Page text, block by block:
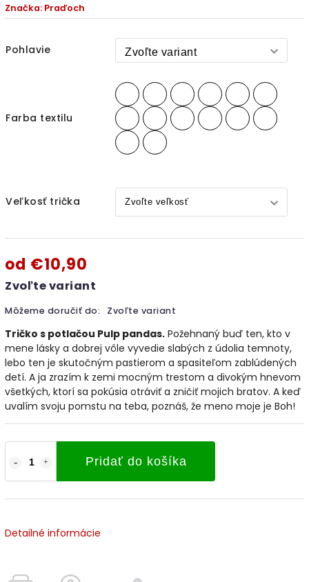
Značka: Praďoch
Pohlavie
Farba textilu
Veľkosť trička
od €10,90
Zvoľte variant
Môžeme doručiť do: Zvoľte variant
Pridať do košíka
Tričko s potlačou Pulp pandas. Požehnaný buď ten, kto v
mene lásky a dobrej vôle vyvedie slabých z údolia temnoty,
lebo ten je skutočným pastierom a spasiteľom zablúdených
detí. A ja zrazím k zemi mocným trestom a divokým hnevom
všetkých, ktorí sa pokúsia otráviť a zničiť mojich bratov. A keď
uvalím svoju pomstu na teba, poznáš, že meno moje je Boh!
Detailné informácie